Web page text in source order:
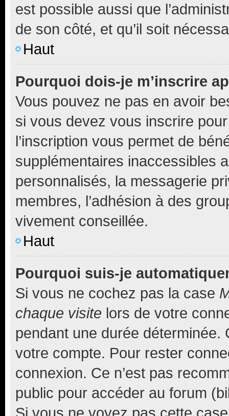
est possible aussi que
de son côté, et qu’il soit
Haut
Pourquoi dois-je m’inscrire
Vous pouvez ne pas en avoir
si vous devez vous inscrire
l’inscription vous permet de
supplémentaires inaccessibles
personnalisés, la messagerie
membres, l’adhésion à des
vivement conseillée.
Haut
Pourquoi suis-je
Si vous ne cochez pas la case
chaque visite lors de votre
pendant une durée déterminée.
votre compte. Pour rester
connexion. Ce n’est pas
public pour accéder au forum